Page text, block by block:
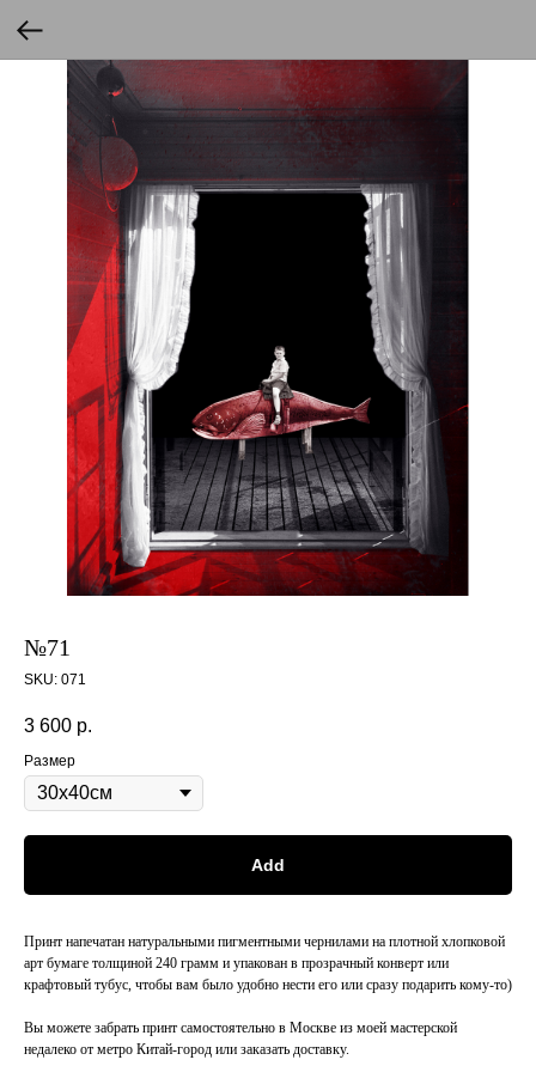
№71
SKU: 071
3 600 р.
Размер
Add
Принт напечатан натуральными пигментными чернилами на плотной хлопковой
арт бумаге толщиной 240 грамм и упакован в прозрачный конверт или
крафтовый тубус, чтобы вам было удобно нести его или сразу подарить кому-то)
Вы можете забрать принт самостоятельно в Москве из моей мастерской
недалеко от метро Китай-город или заказать доставку.